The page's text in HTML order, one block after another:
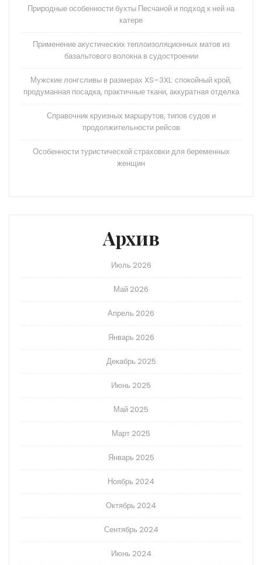
Природные особенности бухты Песчаной и подход к ней на
катере
Применение акустических теплоизоляционных матов из
базальтового волокна в судостроении
Мужские лонгсливы в размерах XS–3XL: спокойный крой,
продуманная посадка, практичные ткани, аккуратная отделка
Справочник круизных маршрутов, типов судов и
продолжительности рейсов
Особенности туристической страховки для беременных
женщин
Архив
Июль 2026
Май 2026
Апрель 2026
Январь 2026
Декабрь 2025
Июнь 2025
Май 2025
Март 2025
Январь 2025
Ноябрь 2024
Октябрь 2024
Сентябрь 2024
Июнь 2024